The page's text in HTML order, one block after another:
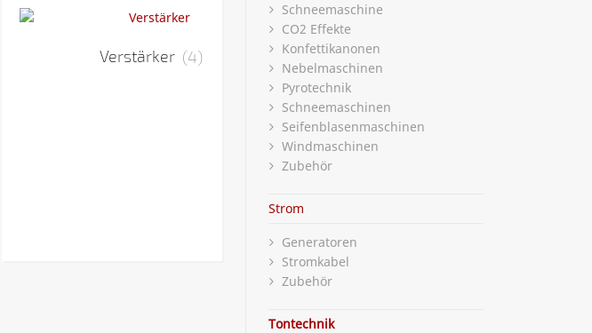
Verstärker (4)
Schneemaschine
CO2 Effekte
Konfettikanonen
Nebelmaschinen
Pyrotechnik
Schneemaschinen
Seifenblasenmaschinen
Windmaschinen
Zubehör
Strom
Generatoren
Stromkabel
Zubehör
Tontechnik